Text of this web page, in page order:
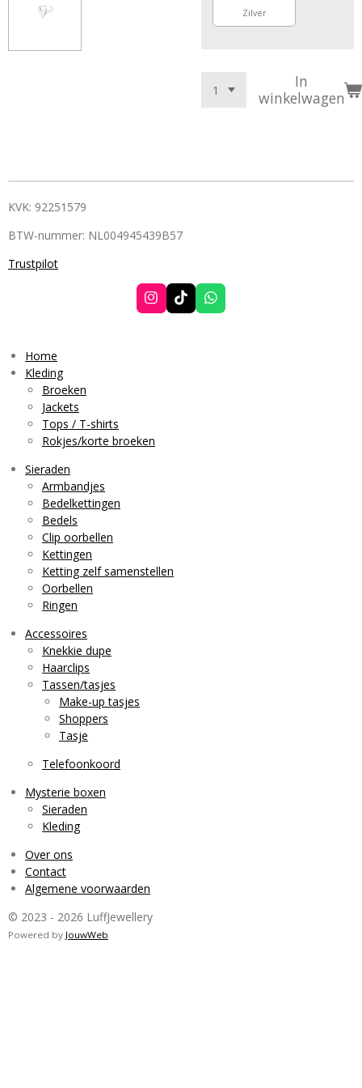
Zilver
In
winkelwagen
KVK: 92251579
BTW-nummer: NL004945439B57
Trustpilot
I
n
T
i
W
h
Home
Kleding
Broeken
Jackets
Tops / T-shirts
Rokjes/korte broeken
Sieraden
Armbandjes
Bedelkettingen
Bedels
Clip oorbellen
Kettingen
Ketting zelf samenstellen
Oorbellen
Ringen
Accessoires
Knekkie dupe
Haarclips
Tassen/tasjes
Make-up tasjes
Shoppers
Tasje
Telefoonkoord
Mysterie boxen
Sieraden
Kleding
Over ons
Contact
Algemene voorwaarden
© 2023 - 2026 LuffJewellery
Powered by JouwWeb